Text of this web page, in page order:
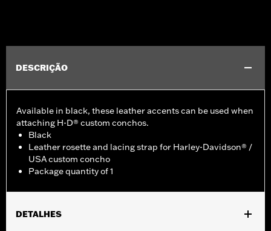
DESCRIÇÃO
Available in black, these leather accents can be used when
attaching H-D® custom conchos.
Black
Leather rosette and lacing strap for Harley-Davidson® /
USA custom concho
Package quantity of 1
DETALHES